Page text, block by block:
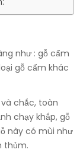
như : gỗ cẩm
gỗ cẩm khác
chắc, toàn
chạy khắp, gỗ
này có mùi như
thủm.